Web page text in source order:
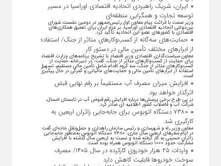
ایران، شریک راهبردی اتحادیه اقتصادی اوراسیا در مسیر
توسعه تجارت و همگرایی منطقه‌ای
وزیر صمت با قرائت پیام معاون اول رئیس‌جمهور در دومین نشست شورای
بین‌دولتی اتحادیه اقتصادی اوراسیا، بر عزم ایران برای تعمیق همکاری‌های
اقتصادی با کشورهای عضو این اتحادیه تأکید کرد.
حمایت‌های سه‌گانه از کسب‌وکارهای متاثر از جنگ/ استفاده
از ابزارهای مختلف تأمین مالی در دستور کار
معاون سیاست‌گذاری اقتصادی وزیر اقتصاد با تشریح برنامه‌های وزارت اقتصاد
برای حمایت از کسب‌وکار‌های متاثر از جنگ، گفت: در دبیرخانه حمایت از
کسب‌وکار‌های متاثر از جنگ، سه گروه اقدام شامل تأمین مالی مستقیم، تسهیل
استفاده از ابزار‌های تأمین مالی و حمایت‌های مالیاتی و گمرکی در حال پیگیری
است.
افزایش میزان مصرف آب مستقیماً بر رقم نهایی قبض
اثرگذار خواهد بود
در پی طرح برخی پرسش‌ها درباره افزایش رقم قبوض آب در تابستان امسال،
شرکت آب و فاضلاب کشور اطلاعیه ای صادر کرد.
۷۳۸۰ دستگاه اتوبوس برای جابه‌جایی زائران اربعین به
کارگیری شد
معاون وزیر راه و شهرسازی و رئیس سازمان راهداری و حمل‌ونقل جاده‌ای گفت:
در ایام سفرهای اربعین سال جاری، ۷۳۸۰ دستگاه اتوبوس به‌منظور جابه‌جایی
زائران حسینی به‌ کار گرفته شده و نسبت به اربعین سال گذشته با افزایش
مشارکت حدود ۱۰۰۰ دستگاه اتوبوس همراه بوده است.
واردات ۲۵ هزار خودروی کارکرده در سال ۱۴۰۵/ مصرف
سوخت خودرو‌ها قابلیت کاهش دارد